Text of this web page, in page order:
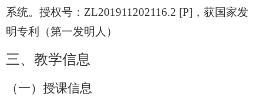
系统。授权号： ZL201911202116.2 [P] ，获国家发
明专利（第一发明人）
三、教学信息
（一）授课信息